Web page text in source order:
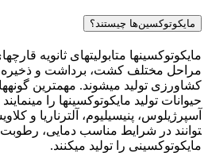
مایکوتوکسین‌ها چیستند؟
مایکوتوکسین­ها متابولیت­های ثانویه
مراحل مختلف کشت، برداشت و ذخیره
کشاورزی تولید می­شوند. مهم­ترین
حیوانات تولید مایکوتوکسین­ها را
مایکوتوکسینی را تولید می­کنند.